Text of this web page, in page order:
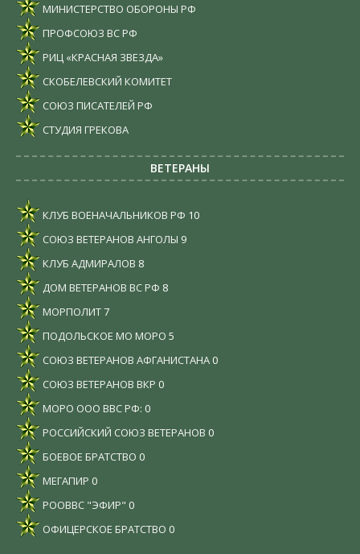
МИНИСТЕРСТВО ОБОРОНЫ РФ
ПРОФСОЮЗ ВС РФ
РИЦ «КРАСНАЯ ЗВЕЗДА»
СКОБЕЛЕВСКИЙ КОМИТЕТ
СОЮЗ ПИСАТЕЛЕЙ РФ
СТУДИЯ ГРЕКОВА
ВЕТЕРАНЫ
КЛУБ ВОЕНАЧАЛЬНИКОВ РФ 10
СОЮЗ ВЕТЕРАНОВ АНГОЛЫ 9
КЛУБ АДМИРАЛОВ 8
ДОМ ВЕТЕРАНОВ ВС РФ 8
МОРПОЛИТ7
ПОДОЛЬСКОЕ МО МОРО 5
СОЮЗ ВЕТЕРАНОВ АФГАНИСТАНА 0
СОЮЗ ВЕТЕРАНОВ ВКР 0
МОРО ООО ВВС РФ: 0
РОССИЙСКИЙ СОЮЗ ВЕТЕРАНОВ 0
БОЕВОЕ БРАТСТВО 0
МЕГАПИР 0
РООВВС "ЭФИР" 0
ОФИЦЕРСКОЕ БРАТСТВО 0